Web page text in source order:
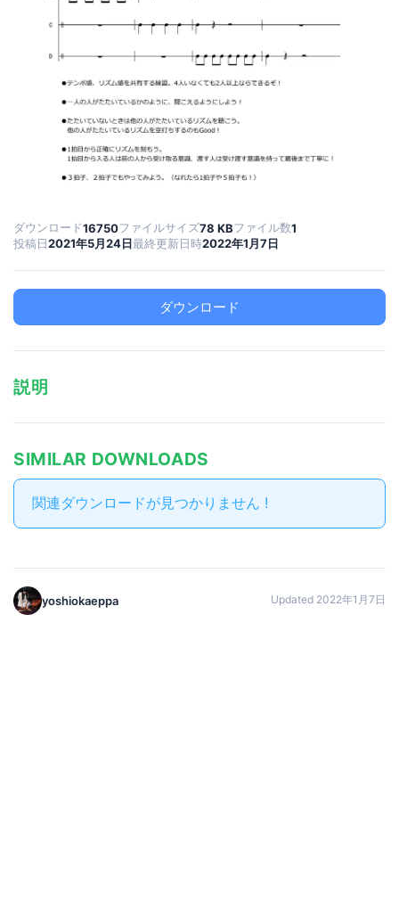
ダウンロード16750ファイルサイズ78 KBファイル数1
投稿日2021年5月24日最終更新日時2022年1月7日
ダウンロード
説明
SIMILAR DOWNLOADS
関連ダウンロードが見つかりません !
yoshiokaeppa Updated 2022年1月7日